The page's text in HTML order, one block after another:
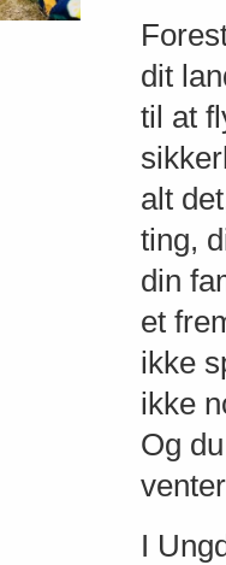
dit
til at
alt
ting,
din
et
ikke
ikke
Og
I